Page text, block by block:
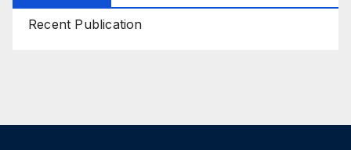
Recent Publication